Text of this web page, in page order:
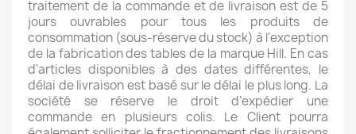
traitement de la commande et de livraison est de 5
jours ouvrables pour tous les produits de
consommation (sous-réserve du stock) à l'exception
de la fabrication des tables de la marque Hill. En cas
d'articles disponibles à des dates différentes, le
délai de livraison est basé sur le délai le plus long. La
société se réserve le droit d’expédier une
commande en plusieurs colis. Le Client pourra